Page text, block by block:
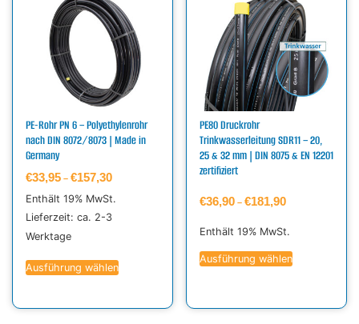
PE-Rohr PN 6 – Polyethylenrohr
nach DIN 8072/8073 | Made in
Germany
€33,95 – €157,30
Enthält 19% MwSt.
Lieferzeit: ca. 2-3
Werktage
Ausführung wählen
PE80 Druckrohr
Trinkwasserleitung SDR11 – 20,
25 & 32 mm | DIN 8075 & EN 12201
zertifiziert
€36,90 – €181,90
Enthält 19% MwSt.
Ausführung wählen